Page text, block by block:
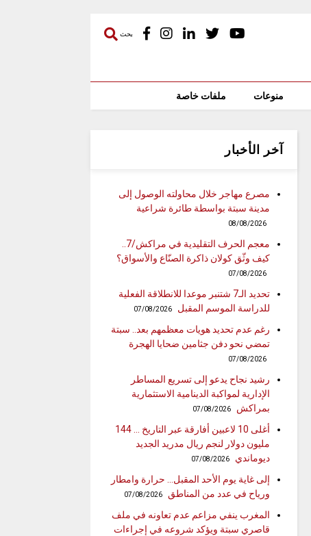
بحث
منوعات ملفات خاصة
آخر الأخبار
مصرع مهاجر خلال محاولته الوصول إلى
مدينة سبتة بواسطة طائرة شراعية
08/08/2026
معجم الحرف التقليدية في مراكش/7..
كيف وثّق كولان ذاكرة الصنّاع والأسواق؟
07/08/2026
تحديد الـ7 شتنبر موعدا للانطلاقة الفعلية
للدراسة الموسم المقبل
07/08/2026
رغم عدم تحديد هويات معظمهم بعد.. سبتة
تمضي نحو دفن جثامين ضحايا الهجرة
07/08/2026
رشيد نجاح يدعو إلى تسريع المساطر
الإدارية لمواكبة الدينامية الاستثمارية
بمراكش
07/08/2026
أغلى 10 لاعبين أفارقة عبر التاريخ … 144
مليون دولار لنجم ريال مدريد الجديد
ديوماندي
07/08/2026
إلى غاية يوم الأحد المقبل… حرارة وامطار
ورياح في عدد من المناطق
07/08/2026
المغرب ينفي مزاعم عدم تعاونه في ملف
قاصري سبتة ويؤكد شروعه في إجراءات